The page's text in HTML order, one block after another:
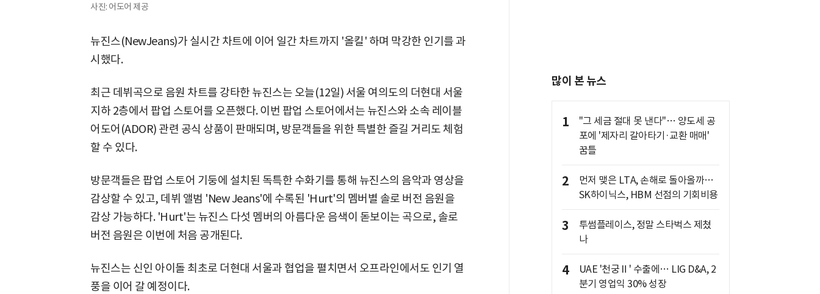
사진: 어도어 제공
뉴진스(NewJeans)가 실시간 차트에 이어 일간 차트까지 '올킬' 하며 막강한 인기를 과
시했다.
최근 데뷔곡으로 음원 차트를 강타한 뉴진스는 오늘(12일) 서울 여의도의 더현대 서울
지하 2층에서 팝업 스토어를 오픈했다. 이번 팝업 스토어에서는 뉴진스와 소속 레이블
어도어(ADOR) 관련 공식 상품이 판매되며, 방문객들을 위한 특별한 즐길 거리도 체험
할 수 있다.
방문객들은 팝업 스토어 기둥에 설치된 독특한 수화기를 통해 뉴진스의 음악과 영상을
감상할 수 있고, 데뷔 앨범 'New Jeans'에 수록된 'Hurt'의 멤버별 솔로 버전 음원을
감상 가능하다. 'Hurt'는 뉴진스 다섯 멤버의 아름다운 음색이 돋보이는 곡으로, 솔로
버전 음원은 이번에 처음 공개된다.
뉴진스는 신인 아이돌 최초로 더현대 서울과 협업을 펼치면서 오프라인에서도 인기 열
풍을 이어 갈 예정이다.
많이 본 뉴스
1
"그 세금 절대 못 낸다"… 양도세 공
포에 '제자리 갈아타기·교환 매매'
꿈틀
2
먼저 맺은 LTA, 손해로 돌아올까…
SK하이닉스, HBM 선점의 기회비용
3
투썸플레이스, 정말 스타벅스 제쳤
나
4
UAE '천궁Ⅱ' 수출에… LIG D&A, 2
분기 영업익 30% 성장